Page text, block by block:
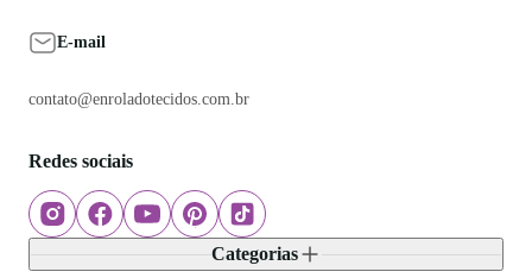
E-mail
contato@enroladotecidos.com.br
Redes sociais
Categorias